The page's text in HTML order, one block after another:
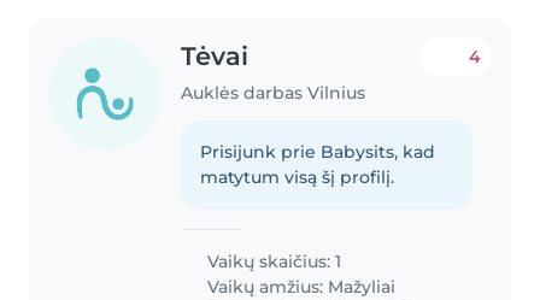
Tėvai
Auklės darbas Vilnius
4
Prisijunk prie Babysits, kad
matytum visą šį profilį.
Vaikų skaičius: 1
Vaikų amžius: Mažyliai